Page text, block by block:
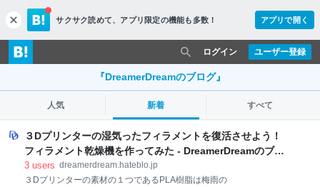
c
l
o
s
サクサク読めて、 アプリ限定の機能も多数！ アプリで開く
ユーザー登録
ログイン
『DreamerDreamのブログ』
人気 新着 すべて
３Dプリンターの湿気ったフィラメントを復活させよう！
フィラメント乾燥機を作ってみた - DreamerDreamのブロ
グ
3 users dreamerdream.hateblo.jp
３Dプリンターの素材の１つであるPLA樹脂は梅雨の